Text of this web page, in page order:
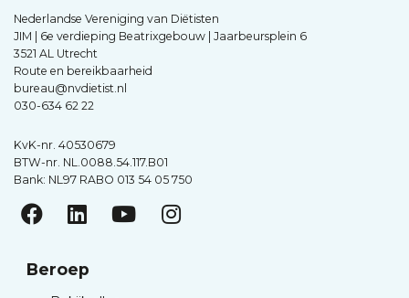
Nederlandse Vereniging van Diëtisten
JIM | 6e verdieping Beatrixgebouw | Jaarbeursplein 6
3521 AL Utrecht
Route en bereikbaarheid
bureau@nvdietist.nl
030-634 62 22
KvK-nr. 40530679
BTW-nr. NL.0088.54.117.B01
Bank: NL97 RABO 013 54 05 750
Beroep